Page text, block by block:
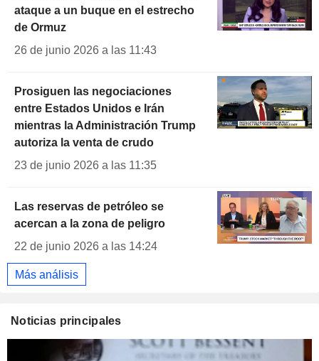
ataque a un buque en el estrecho
de Ormuz
26 de junio 2026 a las 11:43
Prosiguen las negociaciones
entre Estados Unidos e Irán
mientras la Administración Trump
autoriza la venta de crudo
23 de junio 2026 a las 11:35
Las reservas de petróleo se
acercan a la zona de peligro
22 de junio 2026 a las 14:24
Más análisis
Noticias principales